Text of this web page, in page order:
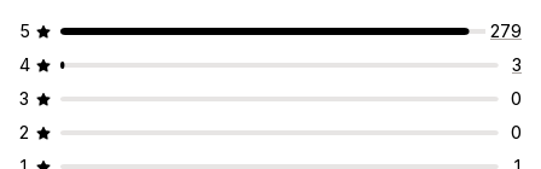
5
279
4
3
3
0
2
0